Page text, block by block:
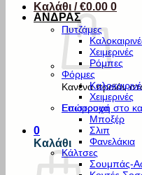
Καλάθι /€0.00 0
Κανένα προϊόν
Επιστροφή στο
0
Καλάθι
ΑΝΔΡΑΣ
Πυτζάμες
Χειμερινές
Ρόμπες
Φόρμες
Χειμερινές
Εσώρουχα
Μποξέρ
Σλιπ
Φανελάκια
Κάλτσες
Σουμπάς-